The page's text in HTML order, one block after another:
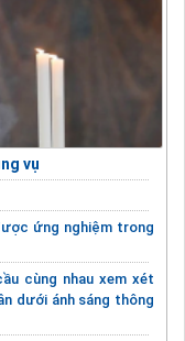
vụ
ứng nghiệm trong
cùng nhau xem xét
dưới ánh sáng thông